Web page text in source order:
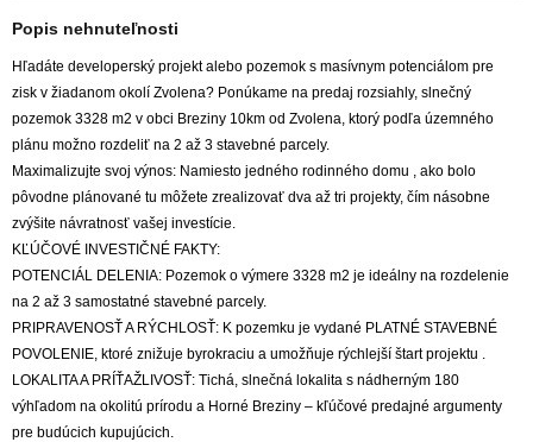
Popis nehnuteľnosti
Hľadáte developerský projekt alebo pozemok s masívnym potenciálom pre
zisk v žiadanom okolí Zvolena? Ponúkame na predaj rozsiahly, slnečný
pozemok 3328 m2 v obci Breziny 10km od Zvolena, ktorý podľa územného
plánu možno rozdeliť na 2 až 3 stavebné parcely.
Maximalizujte svoj výnos: Namiesto jedného rodinného domu , ako bolo
pôvodne plánované tu môžete zrealizovať dva až tri projekty, čím násobne
zvýšite návratnosť vašej investície.
KĽÚČOVÉ INVESTIČNÉ FAKTY:
POTENCIÁL DELENIA: Pozemok o výmere 3328 m2 je ideálny na rozdelenie
na 2 až 3 samostatné stavebné parcely.
PRIPRAVENOSŤ A RÝCHLOSŤ: K pozemku je vydané PLATNÉ STAVEBNÉ
POVOLENIE, ktoré znižuje byrokraciu a umožňuje rýchlejší štart projektu .
LOKALITA A PRÍŤAŽLIVOSŤ: Tichá, slnečná lokalita s nádherným 180
výhľadom na okolitú prírodu a Horné Breziny – kľúčové predajné argumenty
pre budúcich kupujúcich.